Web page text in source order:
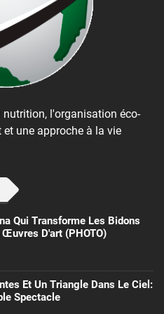
l'organisation éco-
une approche à la vie
Qui Transforme Les Bidons
Œuvres D'art (PHOTO)
Et Un Triangle Dans Le Ciel:
Spectacle